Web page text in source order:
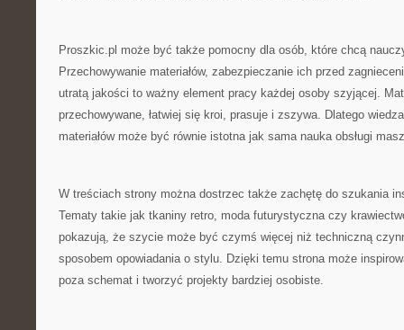
Proszkic.pl może być także pomocny dla osób, które chcą
Przechowywanie materiałów, zabezpieczanie ich przed
utratą jakości to ważny element pracy każdej osoby szyjącej.
przechowywane, łatwiej się kroi, prasuje i zszywa. Dlatego
materiałów może być równie istotna jak sama nauka obsługi
W treściach strony można dostrzec także zachętę do szukania
Tematy takie jak tkaniny retro, moda futurystyczna czy
pokazują, że szycie może być czymś więcej niż techniczną
sposobem opowiadania o stylu. Dzięki temu strona może
poza schemat i tworzyć projekty bardziej osobiste.